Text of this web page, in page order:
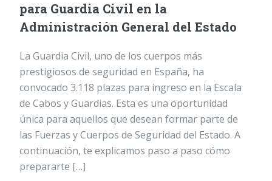
para Guardia Civil en la
Administración General del Estado
La Guardia Civil, uno de los cuerpos más
prestigiosos de seguridad en España, ha
convocado 3.118 plazas para ingreso en la Escala
de Cabos y Guardias. Esta es una oportunidad
única para aquellos que desean formar parte de
las Fuerzas y Cuerpos de Seguridad del Estado. A
continuación, te explicamos paso a paso cómo
prepararte […]